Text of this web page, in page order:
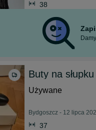
38
Buty na
Używane
Bydgoszcz - 12 lipca
37